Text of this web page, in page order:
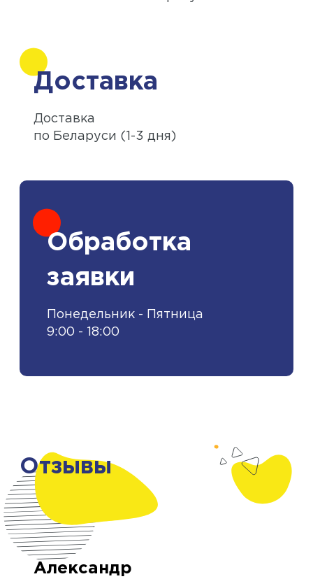
Доставка
Доставка
по Беларуси (1-3 дня)
Обработка
заявки
Понедельник - Пятница
9:00 - 18:00
Отзывы
Александр